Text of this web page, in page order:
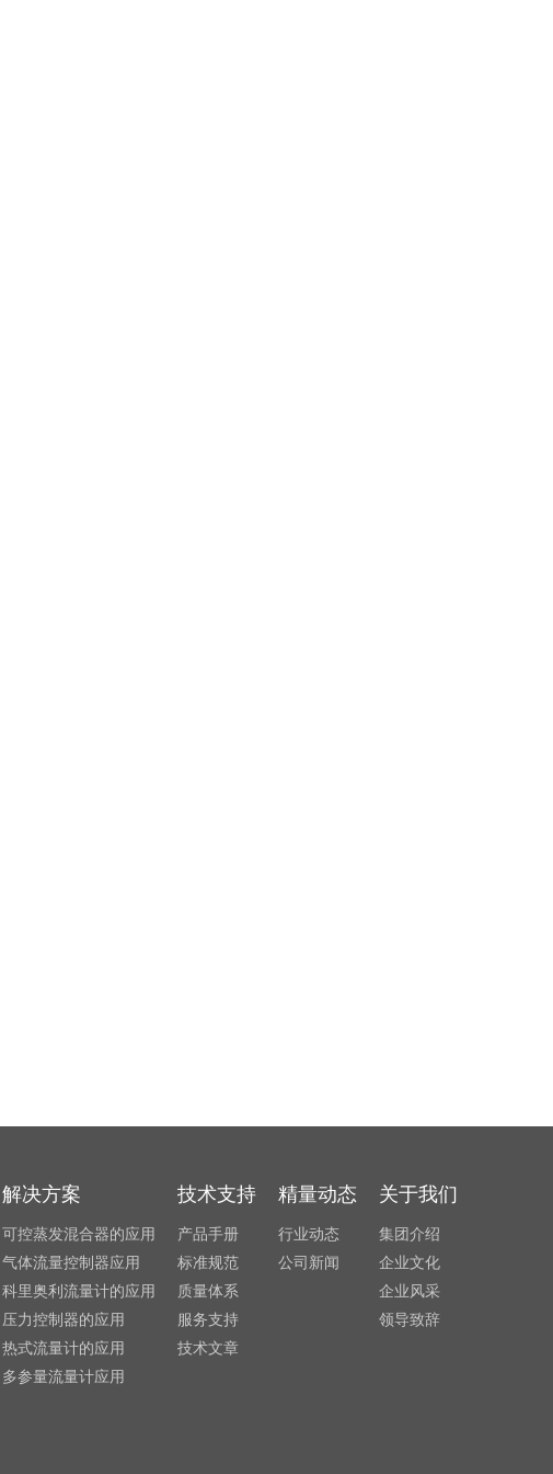
解决方案
可控蒸发混合器的应用
气体流量控制器应用
科里奥利流量计的应用
压力控制器的应用
热式流量计的应用
多参量流量计应用
技术支持
产品手册
标准规范
质量体系
服务支持
技术文章
精量动态
行业动态
公司新闻
关于我们
集团介绍
企业文化
企业风采
领导致辞